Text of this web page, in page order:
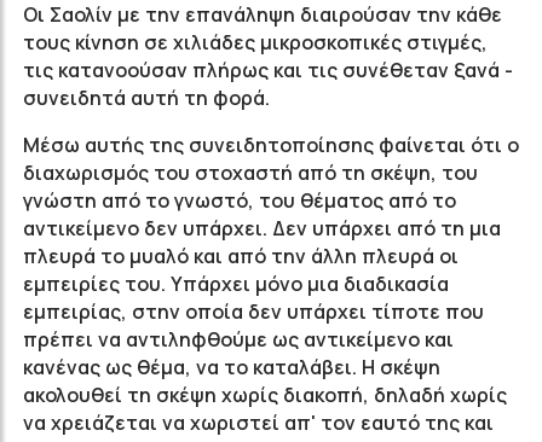
Οι Σαολίν με την επανάληψη διαιρούσαν την κάθε
τους κίνηση σε χιλιάδες μικροσκοπικές στιγμές,
τις κατανοούσαν πλήρως και τις συνέθεταν ξανά -
συνειδητά αυτή τη φορά.
Μέσω αυτής της συνειδητοποίησης φαίνεται ότι ο
διαχωρισμός του στοχαστή από τη σκέψη, του
γνώστη από το γνωστό, του θέματος από το
αντικείμενο δεν υπάρχει. Δεν υπάρχει από τη μια
πλευρά το μυαλό και από την άλλη πλευρά οι
εμπειρίες του. Υπάρχει μόνο μια διαδικασία
εμπειρίας, στην οποία δεν υπάρχει τίποτε που
πρέπει να αντιληφθούμε ως αντικείμενο και
κανένας ως θέμα, να το καταλάβει. Η σκέψη
ακολουθεί τη σκέψη χωρίς διακοπή, δηλαδή χωρίς
να χρειάζεται να χωριστεί απ' τον εαυτό της και